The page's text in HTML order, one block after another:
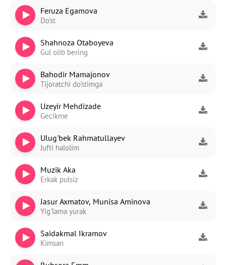
Feruza Egamova
Do'st
Shahnoza Otaboyeva
Gul olib bering
Bahodir Mamajonov
Tijoratchi do'stimga
Uzeyir Mehdizade
Gecikme
Ulug'bek Rahmatullayev
Jufti halolim
Muzik Aka
Erkak pulsiz
Jasur Axmatov, Munisa Aminova
Yig'lama yurak
Saidakmal Ikramov
Kimsan